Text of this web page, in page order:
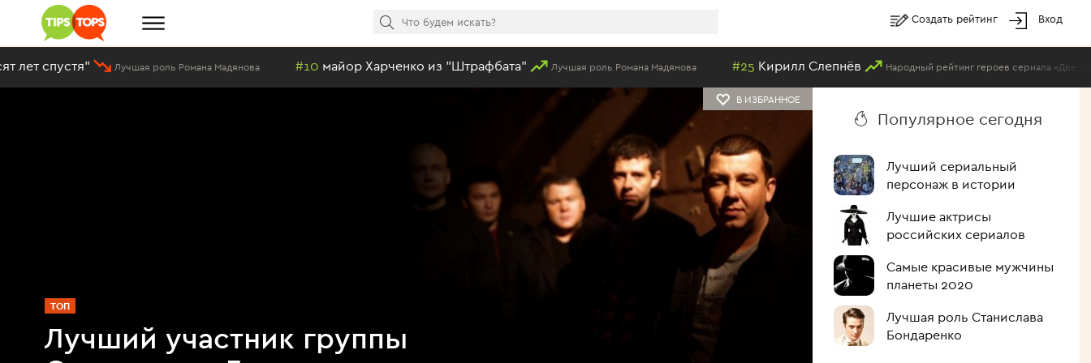
Создать рейтинг Вход
Лучшая роль Романа Мадянова #10 майор Харченко из "Штрафбата" Лучшая роль Романа Мадянова #25 Кирилл Слепнёв Народный рейтинг героев сериала «Две судьбы»
В ИЗБРАННОЕ
ТОП
Лучший участник группы
Популярное сегодня
Лучший сериальный
персонаж в истории
Лучшие актрисы
российских сериалов
Самые красивые мужчины
планеты 2020
Лучшая роль Станислава
Бондаренко